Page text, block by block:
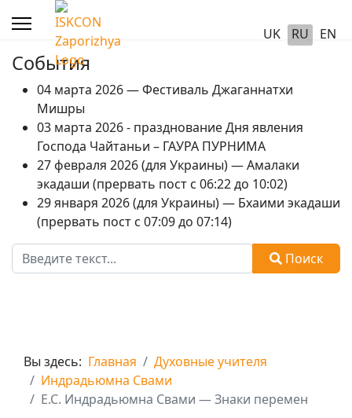
UK RU EN
События
04 марта 2026 — Фестиваль Джаганнатхи
Мишры
03 марта 2026 - празднование Дня явления
Господа Чайтаньи – ГАУРА ПУРНИМА
27 февраля 2026 (для Украины) — Амалаки
экадаши (прервать пост с 06:22 до 10:02)
29 января 2026 (для Украины) — Бхаими экадаши
(прервать пост с 07:09 до 07:14)
Поиск
Поиск
Вы здесь: Главная
Духовные учителя
Индрадьюмна Свами
Е.С. Индрадьюмна Свами — Знаки перемен